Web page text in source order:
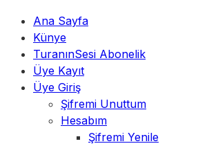
Ana Sayfa
Künye
TuranınSesi Abonelik
Üye Kayıt
Üye Giriş
Şifremi Unuttum
Hesabım
Şifremi Yenile